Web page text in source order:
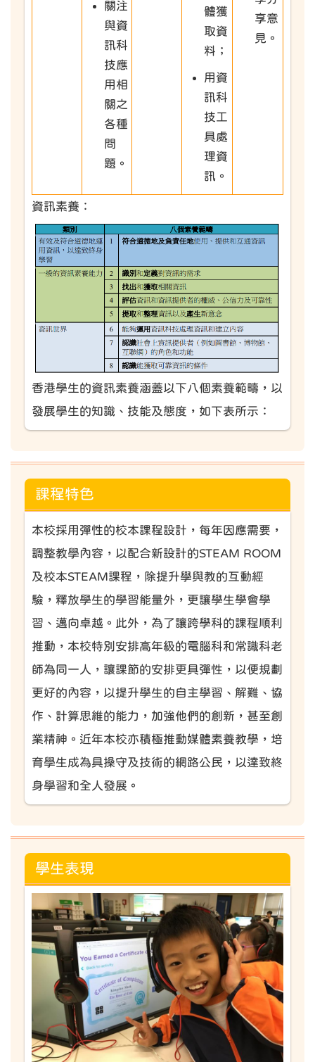
關注
與資
訊科
技應
用相
關之
各種
問
題。
體獲
取資
料；
用資
訊科
技工
具處
理資
訊。
享意
見。
資訊素養：
香港學生的資訊素養涵蓋以下八個素養範疇，以
發展學生的知識、技能及態度，如下表所示：
課程特色
本校採用彈性的校本課程設計，每年因應需要，
調整教學內容，以配合新設計的STEAM ROOM
及校本STEAM課程，除提升學與教的互動經
驗，釋放學生的學習能量外，更讓學生學會學
習、邁向卓越。此外，為了讓跨學科的課程順利
推動，本校特別安排高年級的電腦科和常識科老
師為同一人，讓課節的安排更具彈性，以便規劃
更好的內容，以提升學生的自主學習、解難、協
作、計算思維的能力，加強他們的創新，甚至創
業精神。近年本校亦積極推動媒體素養教學，培
育學生成為具操守及技術的網路公民，以達致終
身學習和全人發展。
學生表現